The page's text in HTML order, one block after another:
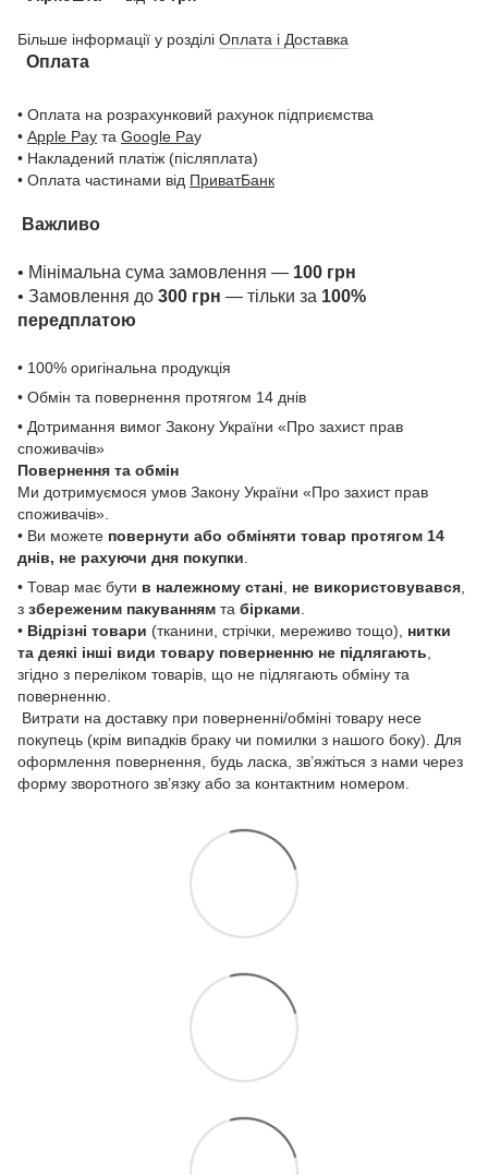
Більше інформації у розділі Оплата і Доставка
Оплата
• Оплата на розрахунковий рахунок підприємства
• Apple Pay та Google Pay
• Накладений платіж (післяплата)
• Оплата частинами від ПриватБанк
Важливо
• Мінімальна сума замовлення — 100 грн
• Замовлення до 300 грн — тільки за 100%
передплатою
• 100% оригінальна продукція
• Обмін та повернення протягом 14 днів
• Дотримання вимог Закону України «Про захист прав
споживачів»
Повернення та обмін
Ми дотримуємося умов Закону України «Про захист прав
споживачів».
• Ви можете повернути або обміняти товар протягом 14
днів, не рахуючи дня покупки
• Товар має бути в належному стані не використовувався
з збереженим пакуванням та бірками
• Відрізні товари (тканини, стрічки, мереживо тощо), нитки
та деякі інші види товару поверненню не підлягають
згідно з переліком товарів, що не підлягають обміну та
поверненню.
Витрати на доставку при поверненні/обміні товару несе
покупець (крім випадків браку чи помилки з нашого боку). Для
оформлення повернення, будь ласка, зв’яжіться з нами через
форму зворотного зв’язку або за контактним номером.